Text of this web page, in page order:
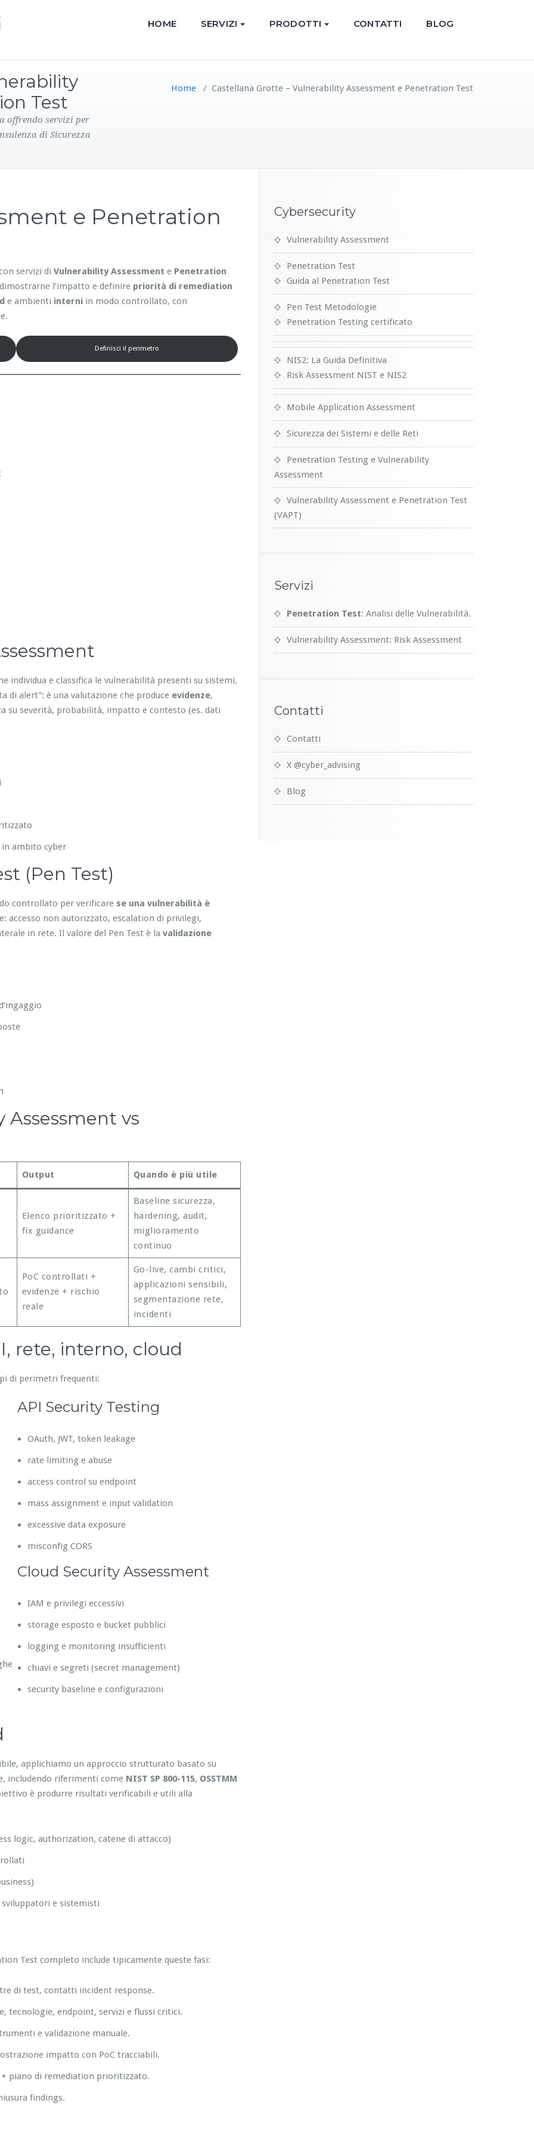
HOME SERVIZI PRODOTTI CONTATTI BLOG
Test
offrendo servizi per
di Sicurezza
Home / Castellana Grotte – Vulnerability Assessment e Penetration Test
e Penetration
servizi di Vulnerability Assessment e Penetration
l’impatto e definire priorità di remediation
e ambienti interni in modo controllato, con
Definisci il perimetro
individua e classifica le vulnerabilità presenti su sistemi,
di alert”: è una valutazione che produce evidenze,
su severità, probabilità, impatto e contesto (es. dati
ambito cyber
(Pen Test)
controllato per verificare se una vulnerabilità è
accesso non autorizzato, escalation di privilegi,
in rete. Il valore del Pen Test è la validazione
vs
Output Quando è più utile
Elenco prioritizzato +
fix guidance
Baseline sicurezza,
hardening, audit,
miglioramento
continuo
PoC controllati +
evidenze + rischio
reale
Go-live, cambi critici,
applicazioni sensibili,
segmentazione rete,
incidenti
rete, interno, cloud
di perimetri frequenti:
API Security Testing
OAuth, JWT, token leakage
rate limiting e abuse
access control su endpoint
mass assignment e input validation
excessive data exposure
misconfig CORS
Cloud Security Assessment
IAM e privilegi eccessivi
storage esposto e bucket pubblici
logging e monitoring insufficienti
chiavi e segreti (secret management)
security baseline e configurazioni
applichiamo un approccio strutturato basato su
includendo riferimenti come NIST SP 800-115, OSSTMM
è produrre risultati verificabili e utili alla
logic, authorization, catene di attacco)
e sistemisti
Test completo include tipicamente queste fasi:
di test, contatti incident response.
tecnologie, endpoint, servizi e flussi critici.
e validazione manuale.
impatto con PoC tracciabili.
piano di remediation prioritizzato.
findings.
Cybersecurity
Vulnerability Assessment
Penetration Test
Guida al Penetration Test
Pen Test Metodologie
Penetration Testing certificato
NIS2: La Guida Definitiva
Risk Assessment NIST e NIS2
Mobile Application Assessment
Sicurezza dei Sistemi e delle Reti
Penetration Testing e Vulnerability
Assessment
Vulnerability Assessment e Penetration Test
(VAPT)
Servizi
Penetration Test: Analisi delle Vulnerabilità.
Vulnerability Assessment: Risk Assessment
Contatti
Contatti
X @cyber_advising
Blog